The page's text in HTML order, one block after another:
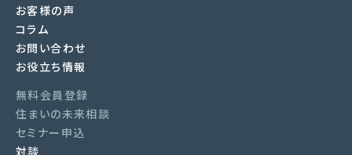
お客様の声
コラム
お問い合わせ
お役立ち情報
無料会員登録
住まいの未来相談
セミナー申込
対談